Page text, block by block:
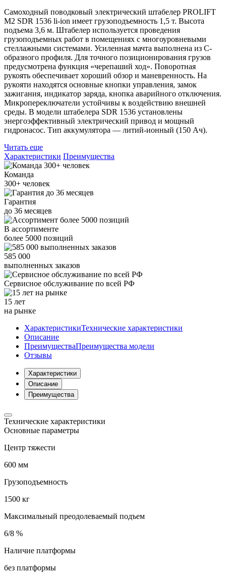
Самоходный поводковый электрический штабелер PROLIFT
M2 SDR 1536 li-ion имеет грузоподъемность 1,5 т. Высота
подъема 3,6 м. Штабелер используется проведения
грузоподъемных работ в помещениях с многоуровневыми
стеллажными системами. Усиленная мачта выполнена из C-
образного профиля. Для точного позиционирования грузов
предусмотрена функция «черепаший ход». Поворотная
рукоять обеспечивает хороший обзор и маневренность. На
рукояти находятся основные кнопки управления, замок
зажигания, индикатор заряда, кнопка аварийного отключения.
Микропереключатели устойчивы к воздействию внешней
среды. В модели штабелера SDR 1536 установлены
энергоэффективный электрический привод и мощный
гидронасос. Тип аккумулятора — литий-ионный (150 Ач).
Читать еще
Характеристики Преимущества
Команда
300+ человек
Гарантия
до 36 месяцев
В ассортименте
более 5000 позиций
585 000
выполненных заказов
Сервисное обслуживание по всей РФ
15 лет
на рынке
ХарактеристикиТехнические характеристики
Описание
ПреимуществаПреимущества модели
Отзывы
Характеристики
Описание
Преимущества
Технические характеристики
Основные параметры
Центр тяжести
600 мм
Грузоподъемность
1500 кг
Максимальный преодолеваемый подъем
6/8 %
Наличие платформы
без платформы